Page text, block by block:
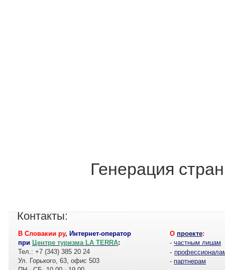
Генерация
Контакты:
В Словакии ру, Интернет-оператор
при Центре туризма LA TERRA:
Тел.: +7 (343) 385 20 24
Ул. Горького, 63, офис 503
О проекте:
- частным лицам
-
- партнерам